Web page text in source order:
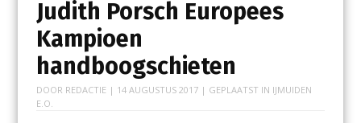
Judith Porsch Europees
Kampioen
handboogschieten
DOOR REDACTIE | 14 AUGUSTUS 2017| GEPLAATST IN IJMUIDEN
E.O.